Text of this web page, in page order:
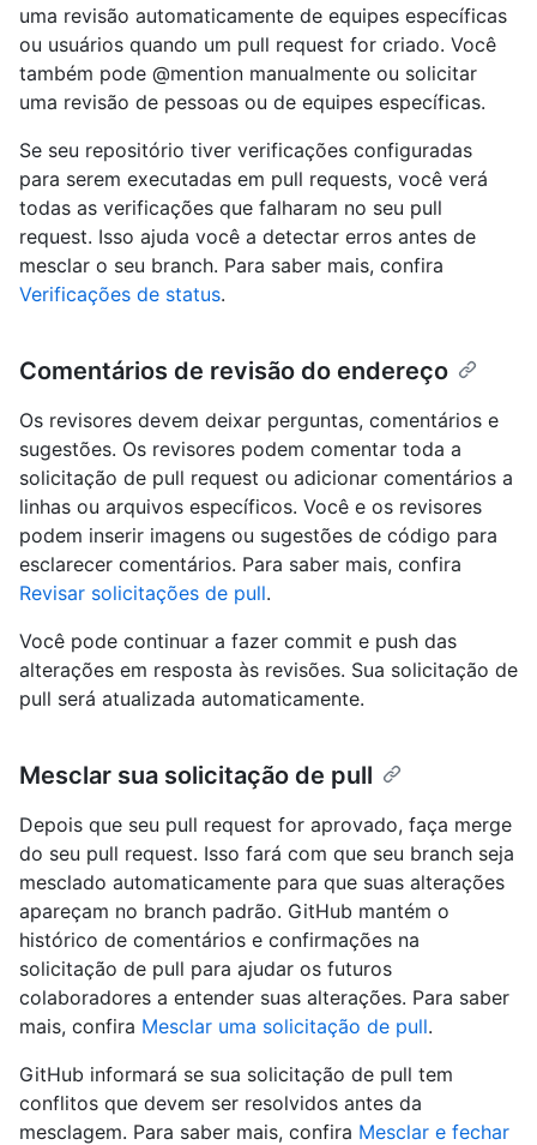
uma revisão automaticamente de equipes específicas
ou usuários quando um pull request for criado. Você
também pode @mention manualmente ou solicitar
uma revisão de pessoas ou de equipes específicas.
Se seu repositório tiver verificações configuradas
para serem executadas em pull requests, você verá
todas as verificações que falharam no seu pull
request. Isso ajuda você a detectar erros antes de
mesclar o seu branch. Para saber mais, confira
Verificações de status.
Comentários de revisão do endereço
Os revisores devem deixar perguntas, comentários e
sugestões. Os revisores podem comentar toda a
solicitação de pull request ou adicionar comentários a
linhas ou arquivos específicos. Você e os revisores
podem inserir imagens ou sugestões de código para
esclarecer comentários. Para saber mais, confira
Revisar solicitações de pull.
Você pode continuar a fazer commit e push das
alterações em resposta às revisões. Sua solicitação de
pull será atualizada automaticamente.
Mesclar sua solicitação de pull
Depois que seu pull request for aprovado, faça merge
do seu pull request. Isso fará com que seu branch seja
mesclado automaticamente para que suas alterações
apareçam no branch padrão. GitHub mantém o
histórico de comentários e confirmações na
solicitação de pull para ajudar os futuros
colaboradores a entender suas alterações. Para saber
mais, confira Mesclar uma solicitação de pull.
GitHub informará se sua solicitação de pull tem
conflitos que devem ser resolvidos antes da
mesclagem. Para saber mais, confira Mesclar e fechar